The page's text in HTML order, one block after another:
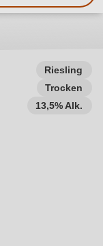
Riesling
Trocken
13,5% Alk.